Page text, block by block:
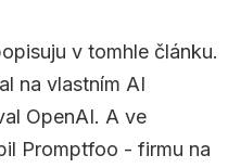
v tomhle článku.
na vlastním AI
OpenAI. A ve
Promptfoo - firmu na